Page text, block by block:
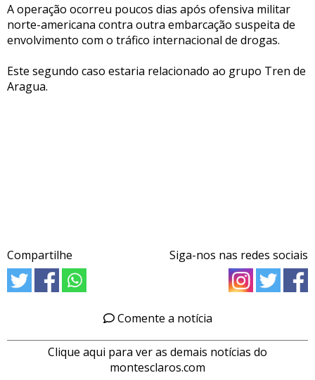
A operação ocorreu poucos dias após ofensiva militar
norte-americana contra outra embarcação suspeita de
envolvimento com o tráfico internacional de drogas.
Este segundo caso estaria relacionado ao grupo Tren de
Aragua.
Compartilhe Siga-nos nas redes sociais
Comente a notícia
Clique aqui para ver as demais notícias do
montesclaros.com